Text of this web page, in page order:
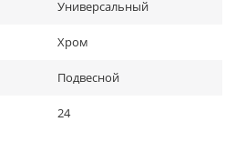
Универсальный
Хром
Подвесной
24